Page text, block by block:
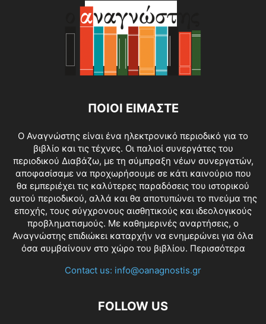
ΠΟΙΟΙ ΕΙΜΑΣΤΕ
O Αναγνώστης είναι ένα ηλεκτρονικό περιοδικό για το
βιβλίο και τις τέχνες. Οι παλιοί συνεργάτες του
περιοδικού Διαβάζω, με τη σύμπραξη νέων συνεργατών,
αποφασίσαμε να προχωρήσουμε σε κάτι καινούριο που
θα εμπεριέχει τις καλύτερες παραδόσεις του ιστορικού
αυτού περιοδικού, αλλά και θα αποτυπώνει το πνεύμα της
εποχής, τους σύγχρονους αισθητικούς και ιδεολογικούς
προβληματισμούς. Με καθημερινές αναρτήσεις, ο
Αναγνώστης επιδιώκει καταρχήν να ενημερώνει για όλα
όσα συμβαίνουν στο χώρο του βιβλίου. Περισσότερα
Contact us: info@oanagnostis.gr
FOLLOW US